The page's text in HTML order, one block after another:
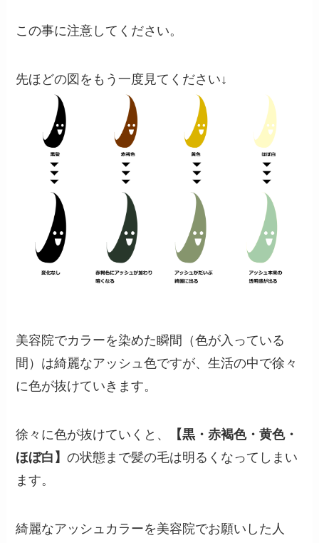
この事に注意してください。
先ほどの図をもう一度見てください↓
美容院でカラーを染めた瞬間（色が入っている
間）は綺麗なアッシュ色ですが、生活の中で徐々
に色が抜けていきます。
徐々に色が抜けていくと、
【黒・赤褐色・黄色・
ほぼ白】の状態まで髪の毛は明るくなってしまい
ます。
綺麗なアッシュカラーを美容院でお願いした人